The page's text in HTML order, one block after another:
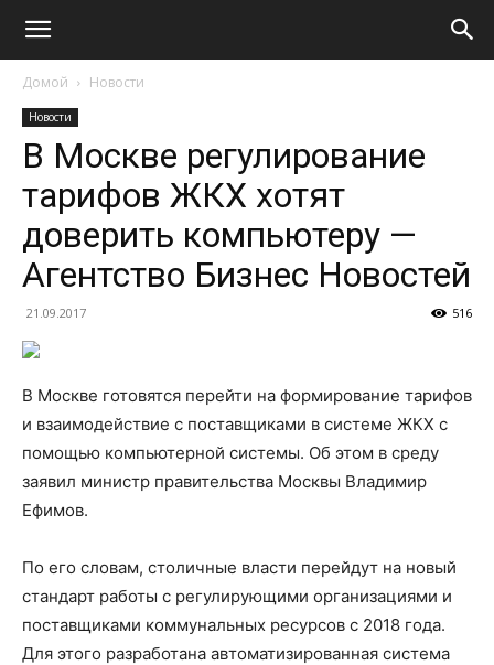
Домой Новости
Новости
В Москве регулирование
тарифов ЖКХ хотят
доверить компьютеру —
Агентство Бизнес Новостей
21.09.2017 516
В Москве готовятся перейти на формирование тарифов
и взаимодействие с поставщиками в системе ЖКХ с
помощью компьютерной системы. Об этом в среду
заявил министр правительства Москвы Владимир
Ефимов.
По его словам, столичные власти перейдут на новый
стандарт работы с регулирующими организациями и
поставщиками коммунальных ресурсов с 2018 года.
Для этого разработана автоматизированная система